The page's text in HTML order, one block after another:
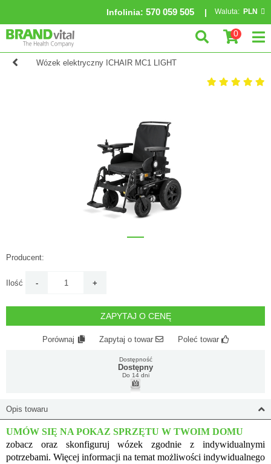
Infolinia: 570 059 505 Waluta: PLN
0
Wózek elektryczny ICHAIR MC1 LIGHT
Producent:
Ilość
ZAPYTAJ O CENĘ
Porównaj Zapytaj o towar Poleć towar
Dostępność
Dostępny
Do 14 dni
Opis towaru
UMÓW SIĘ NA POKAZ SPRZĘTU W TWOIM DOMU
zobacz oraz skonfiguruj wózek zgodnie z indywidualnymi
potrzebami. Więcej informacji na temat możliwości indywidualnego